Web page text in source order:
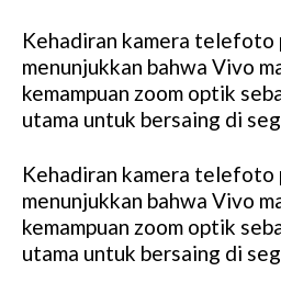
Kehadiran kamera telefoto
menunjukkan bahwa Vivo
kemampuan zoom optik
utama untuk bersaing di
Kehadiran kamera telefoto
menunjukkan bahwa Vivo
kemampuan zoom optik
utama untuk bersaing di